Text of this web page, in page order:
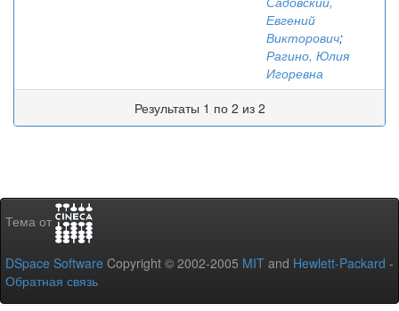
Евгений
Викторович;
Рагино, Юлия
Игоревна
Результаты 1 по 2 из 2
Тема от
DSpace Software Copyright © 2002-2005 MIT and Hewlett-Packard -
Обратная связь